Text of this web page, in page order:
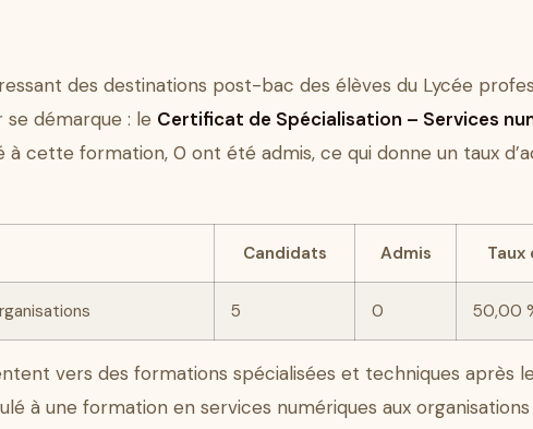
des destinations post-bac des élèves du Lycée
démarque : le Certificat de Spécialisation – Services
à cette formation, 0 ont été admis, ce qui donne un taux
Candidats Admis Taux
5 0 50,00
vers des formations spécialisées et techniques après le
à une formation en services numériques aux